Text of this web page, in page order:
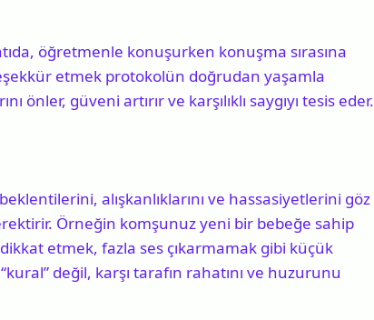
öğretmenle konuşurken konuşma sırasına
etmek protokolün doğrudan yaşamla
güveni artırır ve karşılıklı saygıyı tesis eder.
alışkanlıklarını ve hassasiyetlerini göz
Örneğin komşunuz yeni bir bebeğe sahip
etmek, fazla ses çıkarmamak gibi küçük
değil, karşı tarafın rahatını ve huzurunu